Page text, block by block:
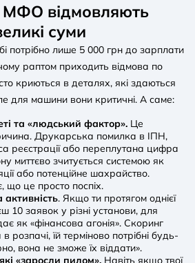
МФО відмовляють
суми
потрібно лише 5 000 грн до зарплати
раптом приходить відмова по
криються в деталях, які здаються
для машини вони критичні. А саме:
та «людський фактор». Це
Друкарська помилка в ІПН,
реєстрації або переплутана цифра
миттєво зчитується системою як
або потенційне шахрайство.
що це просто поспіх.
. Якщо ти протягом однієї
10 заявок у різні установи, для
як «фінансова агонія». Скоринг
їй терміново потрібні будь-
вона не зможе їх віддати».
«заросли пилом». Навіть якщо твої